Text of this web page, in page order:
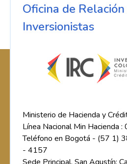
Oficina de Relación
Inversionistas
Ministerio de Hacienda y
Línea Nacional Min
Teléfono en Bogotá - (57 1)
- 4157